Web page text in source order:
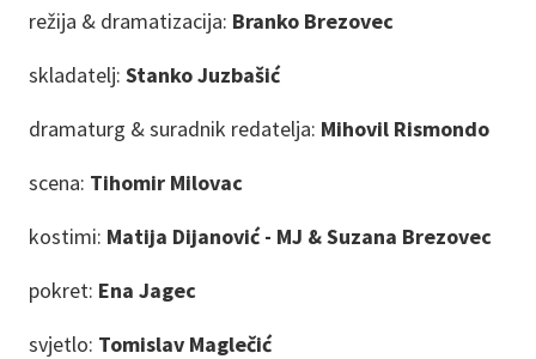
režija & dramatizacija: Branko Brezovec
skladatelj: Stanko Juzbašić
dramaturg & suradnik redatelja: Mihovil Rismondo
scena: Tihomir Milovac
kostimi: Matija Dijanović - MJ & Suzana Brezovec
pokret: Ena Jagec
svjetlo: Tomislav Maglečić